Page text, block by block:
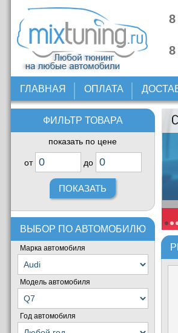
ГЛАВНАЯ ОПЛАТА
ФИЛЬТР ТОВАРА
показать по цене
от до
ВЫБОР ПО АВТОМОБИЛЮ
Марка автомобиля
Модель автомобиля
Год автомобиля